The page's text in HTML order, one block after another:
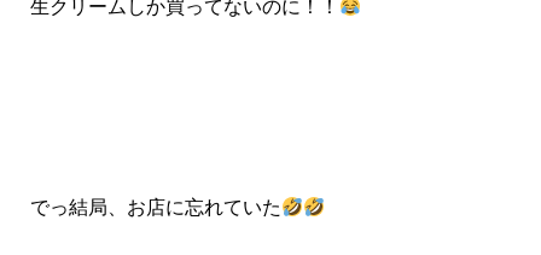
生クリームしか買ってないのに！！
でっ結局、お店に忘れていた